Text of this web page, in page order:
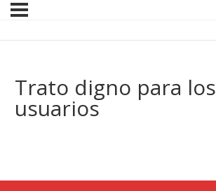
Trato digno para los
usuarios